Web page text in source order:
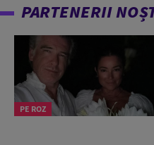
PARTENERII
PE ROZ